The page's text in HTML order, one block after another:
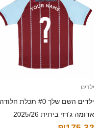
ילדים
ילדים השם שלך #0 תכלת חלודה
אדומה ג'רזי ביתית 2025/26